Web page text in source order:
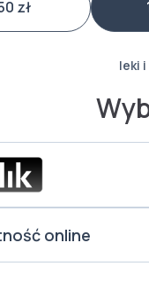
zł
leki
online